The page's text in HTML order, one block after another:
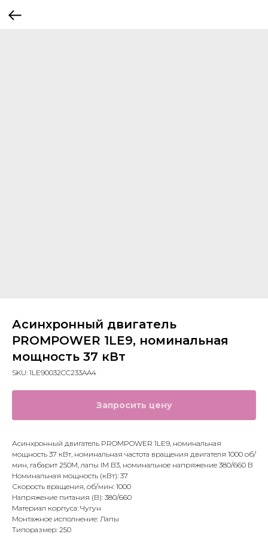
Асинхронный двигатель
PROMPOWER 1LE9, номинальная
мощность 37 кВт
SKU: 1LE90032CC233AA4
Запросить цену
Асинхронный двигатель PROMPOWER 1LE9, номинальная
мощность 37 кВт, номинальная частота вращения двигателя 1000 об/
мин, габарит 250M, лапы IM В3, номинальное напряжение 380/660 В
Номинальная мощность (кВт): 37
Скорость вращения, об/мин: 1000
Напряжение питания (В): 380/660
Материал корпуса: Чугун
Монтажное исполнение: Лапы
Типоразмер: 250